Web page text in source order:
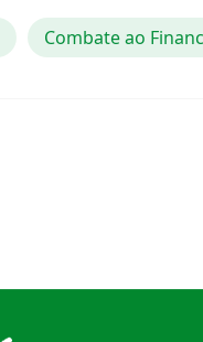
Combate ao